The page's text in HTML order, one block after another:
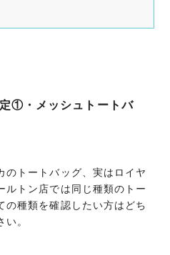
①・メッシュトートバ
のトートバッグ、実はロイヤ
ルトン店では同じ種類のトー
の種類を確認したい方はどち
。